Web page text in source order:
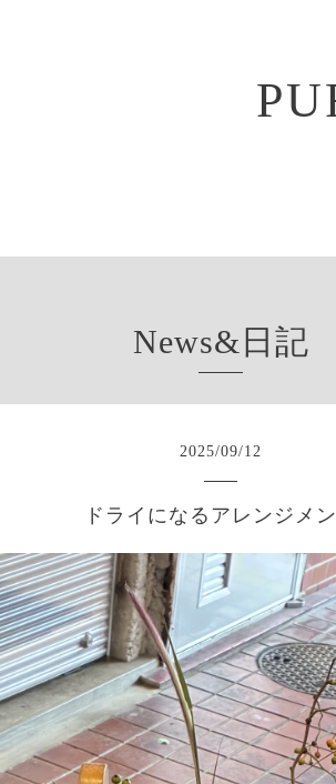
News&日記
2025/09/12
ドライになるアレンジメ